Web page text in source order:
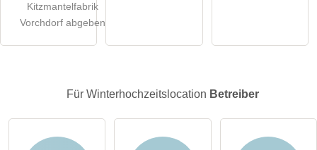
öffentliche Frage stellen
Hinweis:Bitte beachten Sie, öffentliche Fragen sindfür alle
Winterhochzeitslocation-Eintrag zu stellen .
Kitzmantelfabrik
Vorchdorf abgeben
Für Winterhochzeitslocation Betreiber